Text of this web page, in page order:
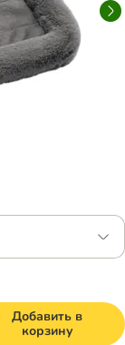
Добавить в
корзину